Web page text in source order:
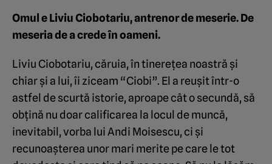
Omul e Liviu Ciobotariu, antrenor de meserie. De
meseria de a crede în oameni.
Liviu Ciobotariu, căruia, în tinerețea noastră și
chiar și a lui, îi ziceam “Ciobi”. El a reușit într-o
astfel de scurtă istorie, aproape cât o secundă, să
obțină nu doar calificarea la locul de muncă,
inevitabil, vorba lui Andi Moisescu, ci și
recunoașterea unor mari merite pe care le tot